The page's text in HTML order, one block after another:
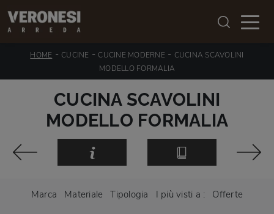
HOME - CUCINE - CUCINE MODERNE - CUCINA SCAVOLINI
MODELLO FORMALIA
CUCINA SCAVOLINI
MODELLO FORMALIA
Marca Materiale Tipologia I più visti a : Offerte